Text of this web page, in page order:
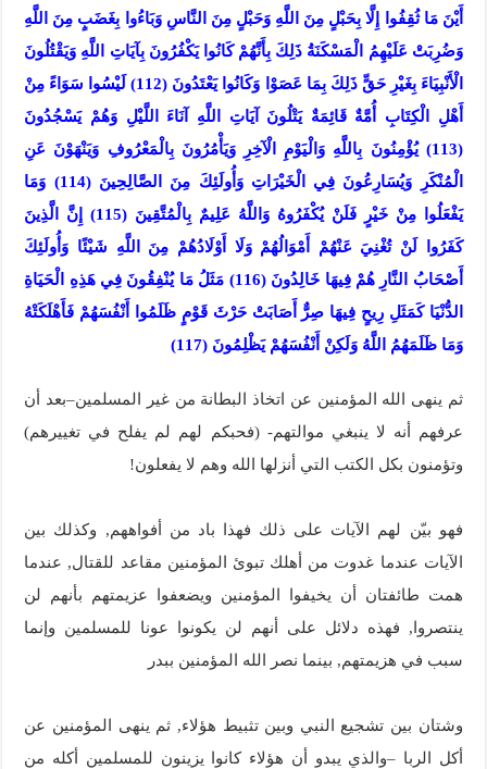
أَيْنَ مَا ثُقِفُوا إِلَّا بِحَبْلٍ مِنَ اللَّهِ وَحَبْلٍ مِنَ النَّاسِ وَبَاءُوا بِغَضَبٍ مِنَ اللَّهِ
وَضُرِبَتْ عَلَيْهِمُ الْمَسْكَنَةُ ذَلِكَ بِأَنَّهُمْ كَانُوا يَكْفُرُونَ بِآيَاتِ اللَّهِ وَيَقْتُلُونَ
الْأَنْبِيَاءَ بِغَيْرِ حَقٍّ ذَلِكَ بِمَا عَصَوْا وَكَانُوا يَعْتَدُونَ (112) لَيْسُوا سَوَاءً مِنْ
أَهْلِ الْكِتَابِ أُمَّةٌ قَائِمَةٌ يَتْلُونَ آيَاتِ اللَّهِ آنَاءَ اللَّيْلِ وَهُمْ يَسْجُدُونَ
(113) يُؤْمِنُونَ بِاللَّهِ وَالْيَوْمِ الْآخِرِ وَيَأْمُرُونَ بِالْمَعْرُوفِ وَيَنْهَوْنَ عَنِ
الْمُنْكَرِ وَيُسَارِعُونَ فِي الْخَيْرَاتِ وَأُولَئِكَ مِنَ الصَّالِحِينَ (114) وَمَا
يَفْعَلُوا مِنْ خَيْرٍ فَلَنْ يُكْفَرُوهُ وَاللَّهُ عَلِيمٌ بِالْمُتَّقِينَ (115) إِنَّ الَّذِينَ
كَفَرُوا لَنْ تُغْنِيَ عَنْهُمْ أَمْوَالُهُمْ وَلَا أَوْلَادُهُمْ مِنَ اللَّهِ شَيْئًا وَأُولَئِكَ
أَصْحَابُ النَّارِ هُمْ فِيهَا خَالِدُونَ (116) مَثَلُ مَا يُنْفِقُونَ فِي هَذِهِ الْحَيَاةِ
الدُّنْيَا كَمَثَلِ رِيحٍ فِيهَا صِرٌّ أَصَابَتْ حَرْثَ قَوْمٍ ظَلَمُوا أَنْفُسَهُمْ فَأَهْلَكَتْهُ
وَمَا ظَلَمَهُمُ اللَّهُ وَلَكِنْ أَنْفُسَهُمْ يَظْلِمُونَ (117)
ثم ينهى الله المؤمنين عن اتخاذ البطانة من غير المسلمين–بعد أن
عرفهم أنه لا ينبغي موالتهم- (فحبكم لهم لم يفلح في تغييرهم)
وتؤمنون بكل الكتب التي أنزلها الله وهم لا يفعلون!
فهو بيّن لهم الآيات على ذلك فهذا باد من أفواههم, وكذلك بين
الآيات عندما غدوت من أهلك تبوئ المؤمنين مقاعد للقتال, عندما
همت طائفتان أن يخيفوا المؤمنين ويضعفوا عزيمتهم بأنهم لن
ينتصروا, فهذه دلائل على أنهم لن يكونوا عونا للمسلمين وإنما
سبب في هزيمتهم, بينما نصر الله المؤمنين ببدر
وشتان بين تشجيع النبي وبين تثبيط هؤلاء, ثم ينهى المؤمنين عن
أكل الربا –والذي يبدو أن هؤلاء كانوا يزينون للمسلمين أكله من